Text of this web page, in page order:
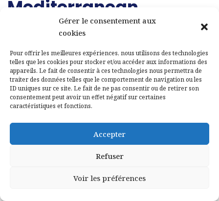
Gérer le consentement aux
cookies
Pour offrir les meilleures expériences, nous utilisons des technologies
telles que les cookies pour stocker et/ou accéder aux informations des
appareils. Le fait de consentir à ces technologies nous permettra de
traiter des données telles que le comportement de navigation ou les
ID uniques sur ce site. Le fait de ne pas consentir ou de retirer son
consentement peut avoir un effet négatif sur certaines
caractéristiques et fonctions.
Accepter
Refuser
Voir les préférences
Mediterranean
Regional Integration (6
of 6)
Integration in Research and Higher
Education (RHE) is a fundamental
factor for economic development
and stability in the Union for the
Mediterranean (UfM). Below, I detail
the economic and social aspects,
their relevance, and five important
facts about the integration in
research and higher education in the